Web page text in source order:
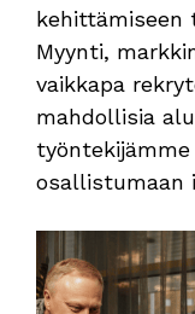
kehittämiseen
Myynti,
vaikkapa
mahdollisia
osallistumaan